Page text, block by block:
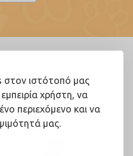
στον ιστότοπό μας
χρήστη, να
περιεχόμενο και να
μας.
μας!